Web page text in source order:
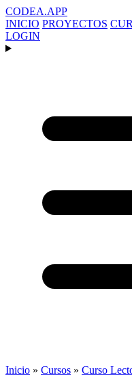
CODEA.APP
INICIO PROYECTOS
LOGIN
Inicio » Cursos » Curso